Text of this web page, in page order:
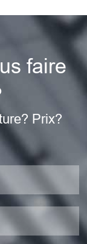
faire
Prix?